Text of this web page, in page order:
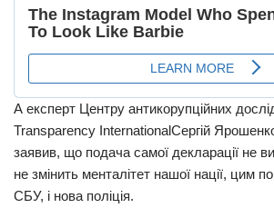
А експерт Центру антикорупційних
Transparency InternationalСергій
заявив, що подача самої декларації не
не змінить менталітет нашої нації, цим
СБУ, і нова поліція.